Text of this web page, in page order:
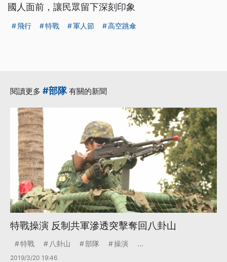
國人面前，讓民眾留下深刻印象
飛行 特戰 軍人節 高空跳傘
閱讀更多 #部隊有關的新聞
特戰操演 反制共軍滲透突擊奪回八卦山
特戰 八卦山 部隊 操演 ...
2019/3/20 19:46